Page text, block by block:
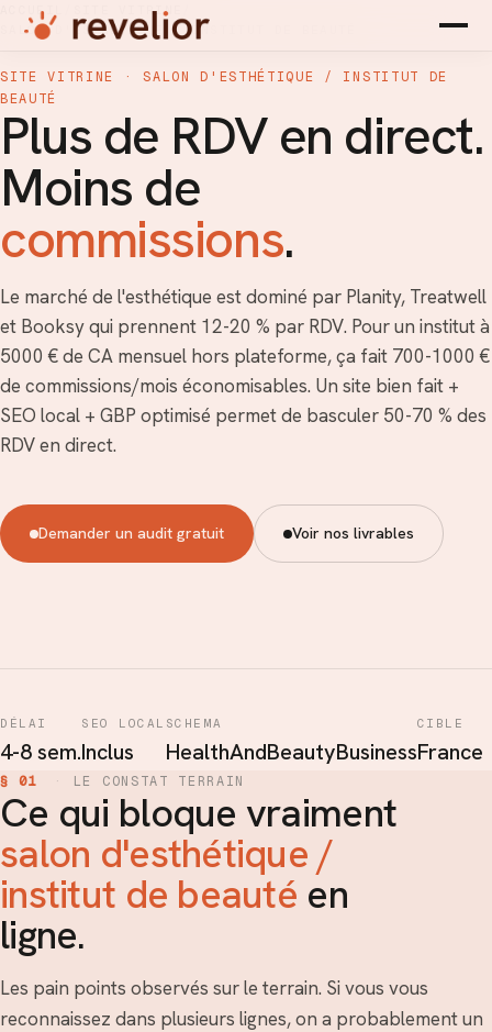
ACCUEIL SITE VITRINE
SALON D'ESTHÉTIQUE / INSTITUT DE BEAUTÉ
SITE VITRINE · SALON D'ESTHÉTIQUE / INSTITUT DE
BEAUTÉ
Plus de RDV en direct.
Moins de
commissions.
Le marché de l'esthétique est dominé par Planity, Treatwell
et Booksy qui prennent 12-20 % par RDV. Pour un institut à
5000 € de CA mensuel hors plateforme, ça fait 700-1000 €
de commissions/mois économisables. Un site bien fait +
SEO local + GBP optimisé permet de basculer 50-70 % des
RDV en direct.
Demander un audit gratuit Voir nos livrables
DÉLAI
4-8 sem.
SEO LOCAL
Inclus
SCHEMA
HealthAndBeautyBusiness
CIBLE
France
§ 01 · LE CONSTAT TERRAIN
Ce qui bloque vraiment
salon d'esthétique /
institut de beauté en
ligne.
Les pain points observés sur le terrain. Si vous vous
reconnaissez dans plusieurs lignes, on a probablement un